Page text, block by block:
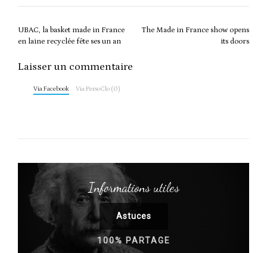
Post
navigation
UBAC, la basket made in France
en laine recyclée fête ses un an
The Made in France show opens
its doors
Laisser un commentaire
Via Facebook Via PersoClo (0)
Informations utiles
Astuces
100% PARTAGE